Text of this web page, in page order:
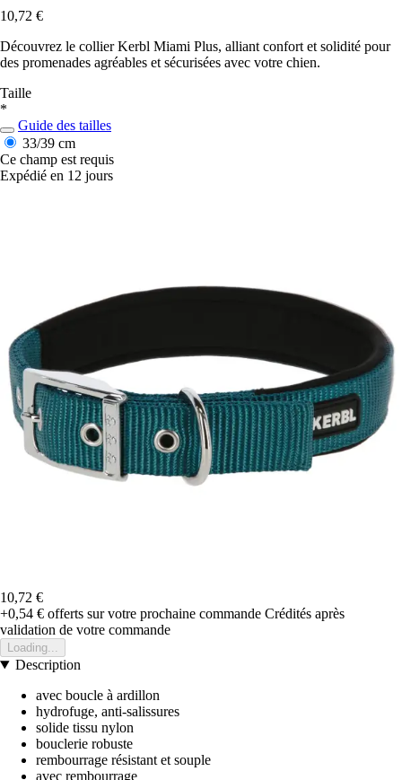
10,72 €
Découvrez le collier Kerbl Miami Plus, alliant confort et solidité pour
des promenades agréables et sécurisées avec votre chien.
Taille
*
Guide des tailles
33/39 cm
Ce champ est requis
Expédié en 12 jours
10,72 €
+0,54 € offerts sur votre prochaine commande Crédités après
validation de votre commande
Loading...
Description
avec boucle à ardillon
hydrofuge, anti-salissures
solide tissu nylon
bouclerie robuste
rembourrage résistant et souple
avec rembourrage